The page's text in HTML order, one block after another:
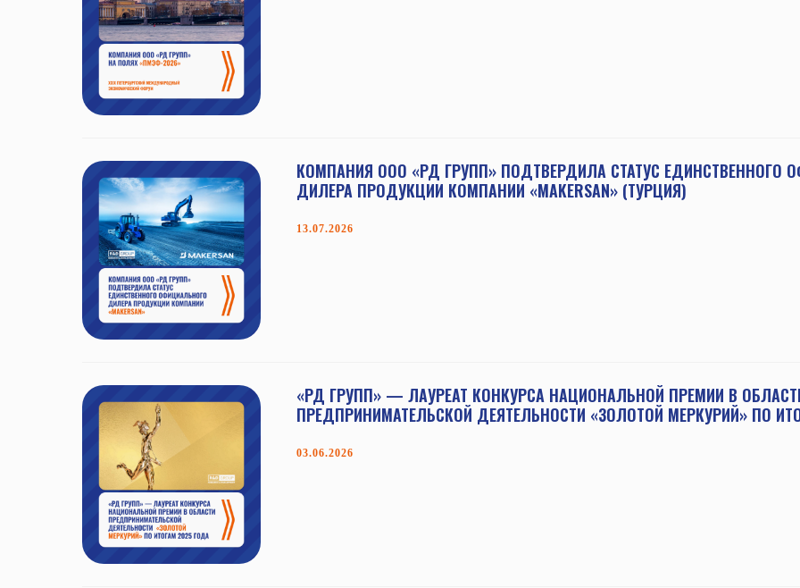
КОМПАНИЯ ООО «РД ГРУПП» ПОДТВЕРДИЛА СТАТУС ЕДИНСТВЕННОГО
ДИЛЕРА ПРОДУКЦИИ КОМПАНИИ «MAKERSAN» (ТУРЦИЯ)
13.07.2026
«РД ГРУПП» — ЛАУРЕАТ КОНКУРСА НАЦИОНАЛЬНОЙ ПРЕМИИ В
ПРЕДПРИНИМАТЕЛЬСКОЙ ДЕЯТЕЛЬНОСТИ «ЗОЛОТОЙ МЕРКУРИЙ» ПО
03.06.2026